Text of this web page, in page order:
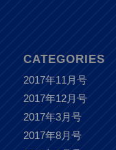
CATEGORIES
2017年11月号
2017年12月号
2017年3月号
2017年8月号